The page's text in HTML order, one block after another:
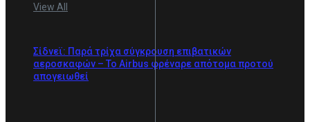
View All
Σίδνεϊ: Παρά τρίχα σύγκρουση επιβατικών
αεροσκαφών – Το Airbus φρέναρε απότομα προτού
απογειωθεί